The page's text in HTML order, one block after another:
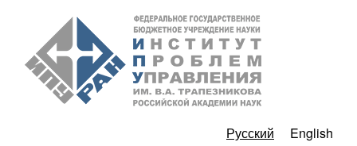
Перейти к основному
содержанию
РАН
Русский English